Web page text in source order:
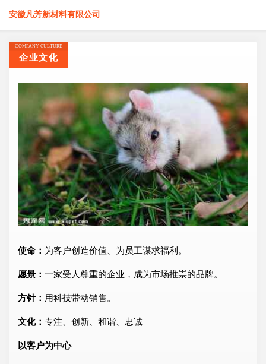
安徽凡芳新材料有限公司
COMPANY CULTURE
企业文化
使命： 为客户创造价值、为员工谋求福利。
愿景： 一家受人尊重的企业，成为市场推崇的品牌。
方针： 用科技带动销售。
文化： 专注、创新、和谐、忠诚
以客户为中心